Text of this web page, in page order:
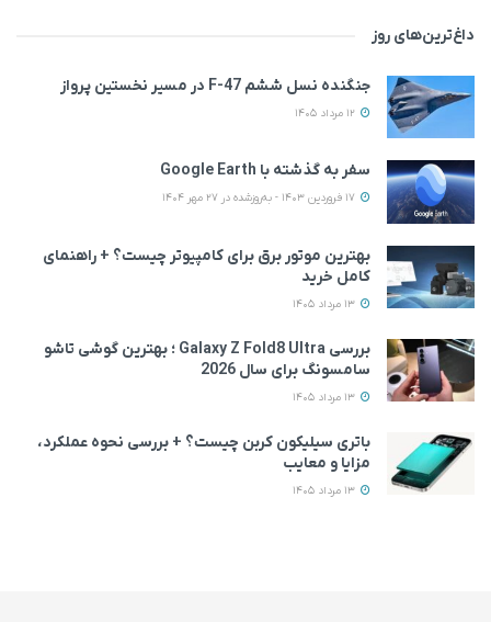
داغ‌ترین‌های روز
جنگنده نسل ششم F-47 در مسیر نخستین پرواز
سفر به گذشته با Google Earth
بهترین موتور برق برای کامپیوتر چیست؟ + راهنمای
کامل خرید
بررسی Galaxy Z Fold8 Ultra ؛ بهترین گوشی تاشو
سامسونگ برای سال 2026
باتری سیلیکون کربن چیست؟ + بررسی نحوه عملکرد،
مزایا و معایب